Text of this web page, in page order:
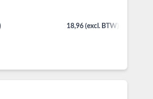
18,96 (excl. BTW)